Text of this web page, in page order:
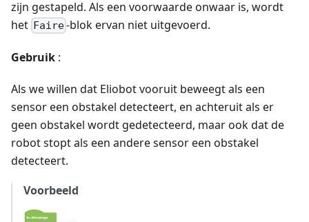
zijn gestapeld. Als een voorwaarde onwaar is, wordt
het Faire-blok ervan niet uitgevoerd.
Gebruik :
Als we willen dat Eliobot vooruit beweegt als een
sensor een obstakel detecteert, en achteruit als er
geen obstakel wordt gedetecteerd, maar ook dat de
robot stopt als een andere sensor een obstakel
detecteert.
Voorbeeld